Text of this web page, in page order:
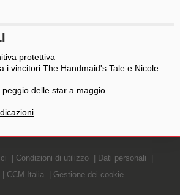
protettiva
i vincitori The Handmaid's Tale e Nicole
delle star a maggio
Condizioni di utilizzo
Dati personali
CCM Italia Gestione dei cookie